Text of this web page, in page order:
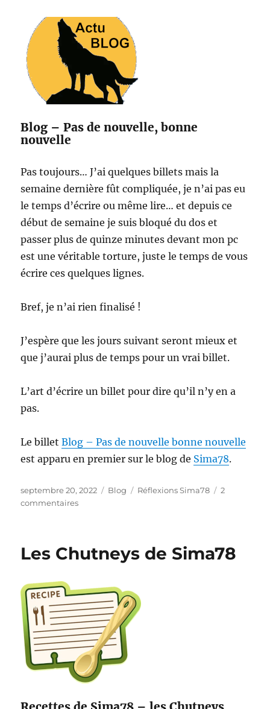
Blog – Pas de nouvelle, bonne
nouvelle
Pas toujours… J’ai quelques billets mais la
semaine dernière fût compliquée, je n’ai pas eu
le temps d’écrire ou même lire… et depuis ce
début de semaine je suis bloqué du dos et
passer plus de quinze minutes devant mon pc
est une véritable torture, juste le temps de vous
écrire ces quelques lignes.
Bref, je n’ai rien finalisé !
J’espère que les jours suivant seront mieux et
que j’aurai plus de temps pour un vrai billet.
L’art d’écrire un billet pour dire qu’il n’y en a
pas.
Le billetBlog – Pas de nouvelle bonne nouvelle
est apparu en premier sur le blog de Sima78.
Publié
le
septembre 20, 2022 Catégories
Blog Étiquettes
Réflexions Sima78
2
commentairessur
bonne
Les Chutneys de Sima78